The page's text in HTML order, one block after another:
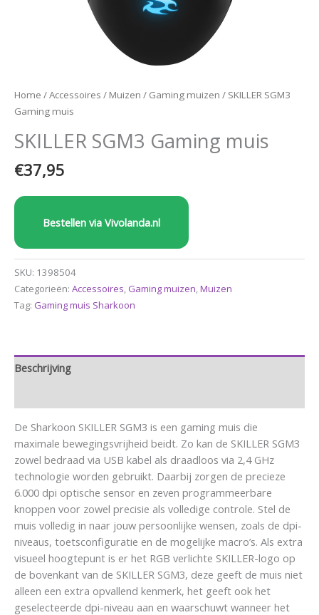
Home /Accessoires / Muizen / Gaming muizen / SKILLER SGM3
Gaming muis
SKILLER SGM3 Gaming muis
€37,95
Bestellen via Vivolanda.nl
SKU: 1398504
Categorieën: Accessoires, Gaming muizen,Muizen
Tag: Gaming muis Sharkoon
Beschrijving
De Sharkoon SKILLER SGM3 is een gaming muis die
maximale bewegingsvrijheid beidt. Zo kan de SKILLER SGM3
zowel bedraad via USB kabel als draadloos via 2,4 GHz
technologie worden gebruikt. Daarbij zorgen de precieze
6.000 dpi optische sensor en zeven programmeerbare
knoppen voor zowel precisie als volledige controle. Stel de
muis volledig in naar jouw persoonlijke wensen, zoals de dpi-
niveaus, toetsconfiguratie en de mogelijke macro’s. Als extra
visueel hoogtepunt is er het RGB verlichte SKILLER-logo op
de bovenkant van de SKILLER SGM3, deze geeft de muis niet
alleen een extra opvallend kenmerk, het geeft ook het
geselecteerde dpi-niveau aan en waarschuwt wanneer het